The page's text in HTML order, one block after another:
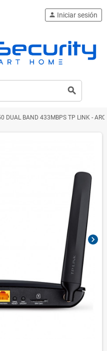
search
person Iniciar sesión
DUAL BAND 433MBPS TP LINK -
chevron_right